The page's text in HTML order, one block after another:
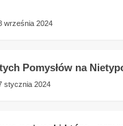
września 2024
Pomysłów na
stycznia 2024